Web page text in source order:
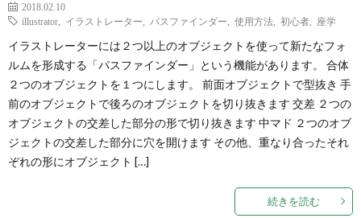
2018.02.10
illustrator
イラストレーター パスファインダー 使用方法 初心者 座学
イラストレーターには２つ以上のオブジェクトを使って新たなフォ
ルムを形成する「パスファインダー」という機能があります。 合体
２つのオブジェクトを１つにします。 前面オブジェクトで型抜き 手
前のオブジェクトで後ろのオブジェクトを切り抜きます 交差 ２つの
オブジェクトの交差した部分の形で切り抜きます 中マド ２つのオブ
ジェクトの交差した部分に穴を開けます その他、重なり合ったそれ
ぞれの形にオブジェクト […]
続きを読む